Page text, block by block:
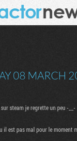
08 MARCH
steam je regrette un peu -__-
il est pas mal pour le moment